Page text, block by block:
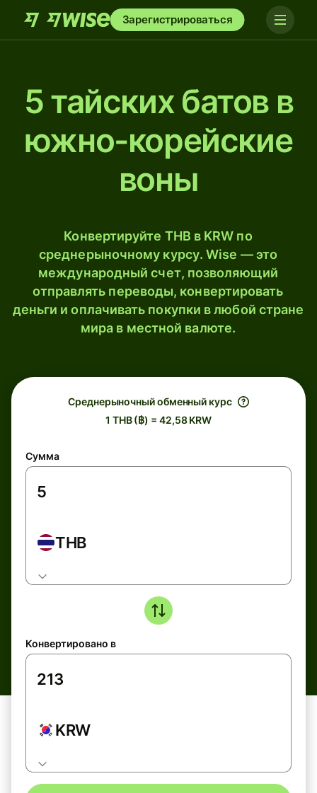
Зарегистрироваться
5 тайских батов в
южно-корейские
воны
Конвертируйте THB в KRW по
среднерыночному курсу. Wise — это
международный счет, позволяющий
отправлять переводы, конвертировать
деньги и оплачивать покупки в любой стране
мира в местной валюте.
Среднерыночный обменный курс
1 THB (฿) = 42,58 KRW
Сумма
THB
Конвертировано в
KRW